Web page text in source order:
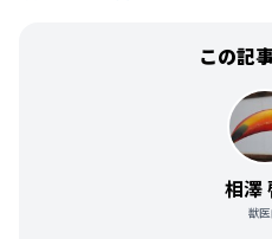
この記
相澤
獣